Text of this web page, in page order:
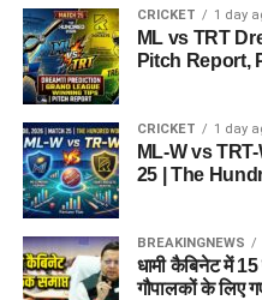
CRICKET 1 day
ML vs TRT
Pitch Report,
CRICKET 1 day
ML-W vs
25 | The
BREAKINGNEWS
धामी कैबिनेट में
गौपालकों के लिए